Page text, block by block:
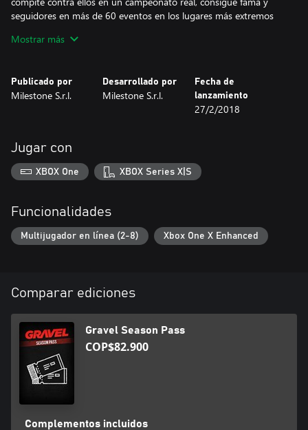
seguidores en más de 60 eventos en los lugares más extremos
campeón del mundo de GRAVEL.
Mostrar más
Publicado por
Milestone S.r.l.
Desarrollado por
Milestone S.r.l.
Fecha de
lanzamiento
27/2/2018
Jugar con
XBOX One XBOX Series X|S
Funcionalidades
Multijugador en línea (2-8) Xbox One X Enhanced
Comparar ediciones
Gravel Season Pass
COP$82.900
Complementos incluidos